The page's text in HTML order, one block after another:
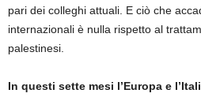
pari dei colleghi attuali. E ciò che
internazionali è nulla rispetto al
palestinesi.
In questi sette mesi l’Europa e